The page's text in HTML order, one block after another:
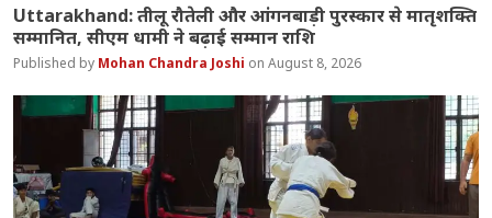
Uttarakhand: तीलू रौतेली और आंगनबाड़ी पुरस्कार से मातृशक्ति
सम्मानित, सीएम धामी ने बढ़ाई सम्मान राशि
Mohan Chandra Joshi August 8, 2026